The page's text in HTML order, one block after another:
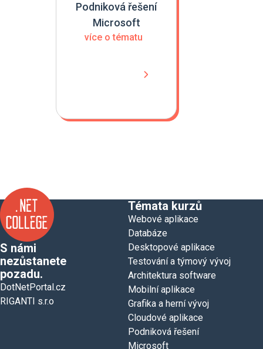
Podniková řešení
Microsoft
více o tématu
S námi
nezůstanete
pozadu.
DotNetPortal.cz
RIGANTI s.r.o
Témata kurzů
Webové aplikace
Databáze
Desktopové aplikace
Testování a týmový vývoj
Architektura software
Mobilní aplikace
Grafika a herní vývoj
Cloudové aplikace
Podniková řešení
Microsoft